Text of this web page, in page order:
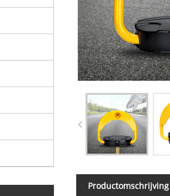
Productomschrijving